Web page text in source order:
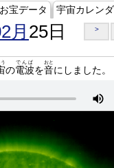
お宝データ 宇宙カレン
月 25日 >
の電波
でんぱ
を音
おと
にしました。